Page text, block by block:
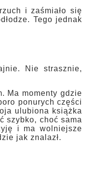
i zaśmiało się
Tego jednak
Nie strasznie,
Ma momenty gdzie
ponurych części
ulubiona książka
szybko, choć sama
i ma wolniejsze
jak znalazł.